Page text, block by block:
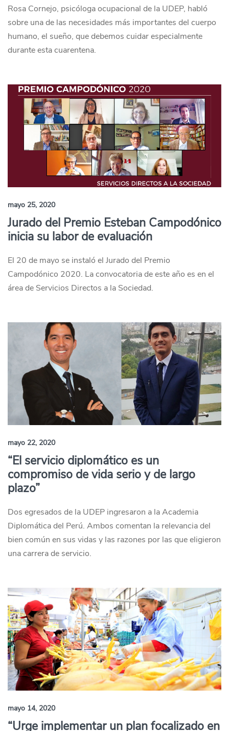
Rosa Cornejo, psicóloga ocupacional de la UDEP, habló
sobre una de las necesidades más importantes del cuerpo
humano, el sueño, que debemos cuidar especialmente
durante esta cuarentena.
mayo 25, 2020
Jurado del Premio Esteban Campodónico
inicia su labor de evaluación
El 20 de mayo se instaló el Jurado del Premio
Campodónico 2020. La convocatoria de este año es en el
área de Servicios Directos a la Sociedad.
mayo 22, 2020
“El servicio diplomático es un
compromiso de vida serio y de largo
plazo”
Dos egresados de la UDEP ingresaron a la Academia
Diplomática del Perú. Ambos comentan la relevancia del
bien común en sus vidas y las razones por las que eligieron
una carrera de servicio.
mayo 14, 2020
“Urge implementar un plan focalizado en